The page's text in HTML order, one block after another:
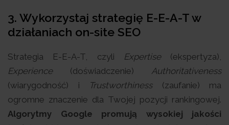
3. Wykorzystaj strategię E-E-A-T w
działaniach on-site SEO
Strategia E-E-A-T, czyli Expertise(ekspertyza),
Experience(doświadczenie) Authoritativeness
(wiarygodność) i
Trustworthiness(zaufanie) ma
ogromne znaczenie dla Twojej pozycji rankingowej.
Algorytmy Google promują wysokiej jakości